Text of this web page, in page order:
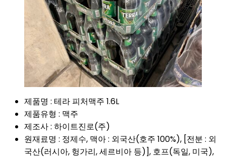
제품명 : 테라 피처맥주 1.6L
제품유형 : 맥주
제조사 : 하이트진로(주)
원재료명 : 정제수, 맥아 : 외국산(호주 100%), [전분 : 외
국산(러시아, 헝가리, 세르비아 등)], 호프(독일, 미국),